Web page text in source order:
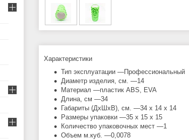
Характеристики
Тип эксплуатации —Профессиональный
Диаметр изделия, см. —14
Материал —пластик ABS, EVA
Длина, см —34
Габариты (ДхШхВ), см. —34 х 14 х 14
Размеры упаковки —35 х 15 х 15
Количество упаковочных мест —1
Объем м.куб. —0,0078